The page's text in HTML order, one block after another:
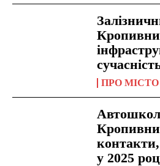
ПРО МІСТО
у 2025